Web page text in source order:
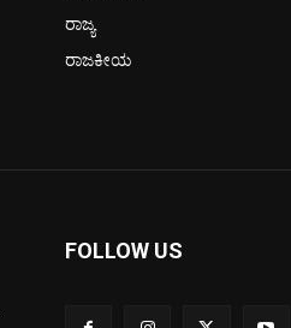
ರಾಜ್ಯ
ರಾಜಕೀಯ
FOLLOW US